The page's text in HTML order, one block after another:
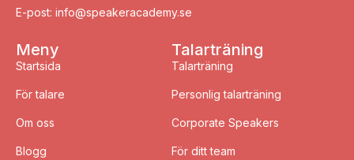
E-post: info@speakeracademy.se
Meny
Startsida
För talare
Om oss
Blogg
Talarträning
Talarträning
Personlig talarträning
Corporate Speakers
För ditt team